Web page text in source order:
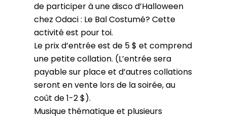
de participer à une disco d’Halloween
chez Odaci : Le Bal Costumé? Cette
activité est pour toi.
Le prix d’entrée est de 5 $ et comprend
une petite collation. (L’entrée sera
payable sur place et d’autres collations
seront en vente lors de la soirée, au
coût de 1-2 $).
Musique thématique et plusieurs